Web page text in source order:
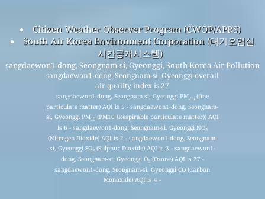
Citizen Weather Observer Program (CWOP/APRS)
South Air Korea Environment Corporation (대기오염실
시간공개시스템)
sangdaewon1-dong, Seongnam-si, Gyeonggi, South Korea Air Pollution
sangdaewon1-dong, Seongnam-si, Gyeonggi overall
air quality index is 27
sangdaewon1-dong, Seongnam-si, Gyeonggi PM2.5(fine
particulate matter) AQI is 5 - sangdaewon1-dong, Seongnam-
si, Gyeonggi PM10(PM10 (Respirable particulate matter)) AQI
is 6 - sangdaewon1-dong, Seongnam-si, Gyeonggi NO2
(Nitrogen Dioxide) AQI is 2 - sangdaewon1-dong, Seongnam-
si, Gyeonggi SO2(Sulphur Dioxide) AQI is 3 - sangdaewon1-
dong, Seongnam-si, Gyeonggi O3(Ozone) AQI is 27 -
sangdaewon1-dong, Seongnam-si, Gyeonggi CO (Carbon
Monoxide) AQI is 4 -